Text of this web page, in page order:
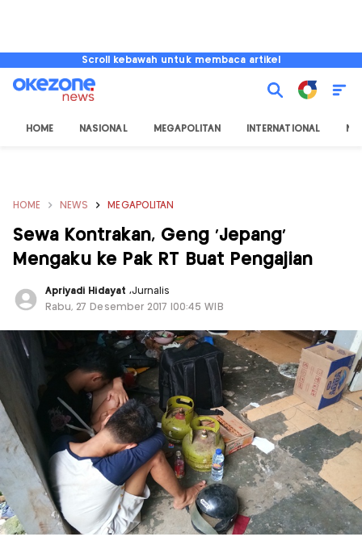
Scroll kebawah untuk membaca artikel
HOME NASIONAL MEGAPOLITAN INTERNATIONAL
HOME NEWS MEGAPOLITAN
Sewa Kontrakan, Geng 'Jepang'
Mengaku ke Pak RT Buat Pengajian
Apriyadi Hidayat ,Jurnalis
Rabu, 27 Desember 2017 |00:45 WIB